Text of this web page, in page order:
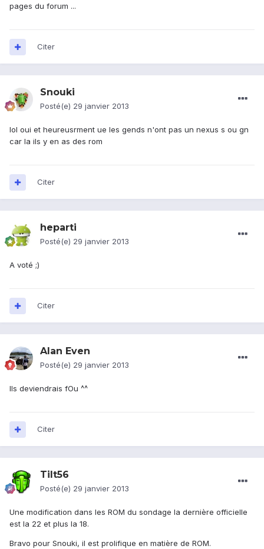
pages du forum ...
Citer
Snouki
Posté(e) 29 janvier 2013
lol oui et heureusrment ue les gends n'ont pas un nexus s ou gn
car la ils y en as des rom
Citer
heparti
Posté(e) 29 janvier 2013
A voté ;)
Citer
Alan Even
Posté(e) 29 janvier 2013
Ils deviendrais fOu ^^
Citer
Tilt56
Posté(e) 29 janvier 2013
Une modification dans les ROM du sondage la dernière officielle
est la 22 et plus la 18.
Bravo pour Snouki, il est prolifique en matière de ROM.